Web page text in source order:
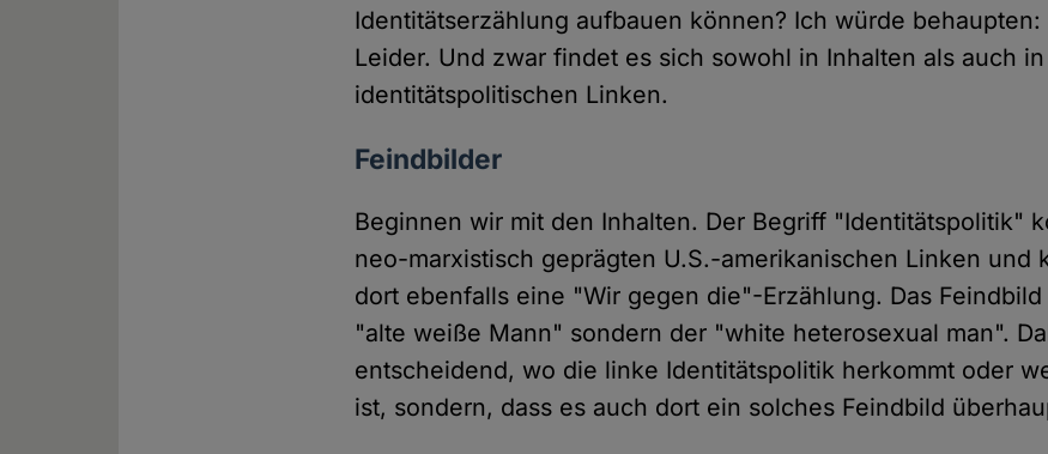
Identitätserzählung aufbauen können? Ich würde
Leider. Und zwar findet es sich sowohl in Inhalten als auch
identitätspolitischen Linken.
Feindbilder
Beginnen wir mit den Inhalten. Der Begriff "Identitätspolitik"
neo-marxistisch geprägten U.S.-amerikanischen Linken und
dort ebenfalls eine "Wir gegen die"-Erzählung. Das
"alte weiße Mann" sondern der "white heterosexual man".
entscheidend, wo die linke Identitätspolitik herkommt oder
ist, sondern, dass es auch dort ein solches Feindbild